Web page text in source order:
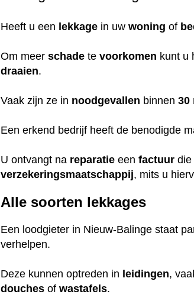
Heeft u een lekkage in uwwoning of
Om meerschade tevoorkomen kunt u
draaien.
Vaak zijn ze in noodgevallen binnen30
Een erkend bedrijf heeft de benodigde
U ontvangt na reparatie eenfactuur die
verzekeringsmaatschappij, mits u
Alle soorten lekkages
Een loodgieter in Nieuw-Balinge staat
verhelpen.
Deze kunnen optreden in leidingen,
douches ofwastafels.